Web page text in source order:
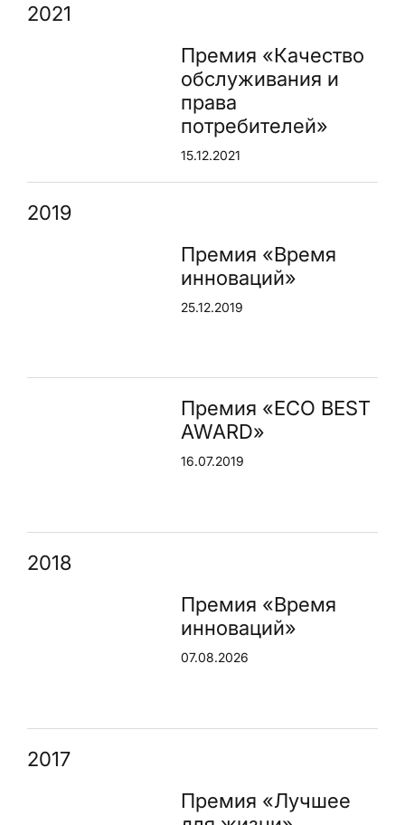
2021
Премия «Качество
обслуживания и
права
потребителей»
15.12.2021
2019
Премия «Время
инноваций»
25.12.2019
Премия «ECO BEST
AWARD»
16.07.2019
2018
Премия «Время
инноваций»
07.08.2026
2017
Премия «Лучшее